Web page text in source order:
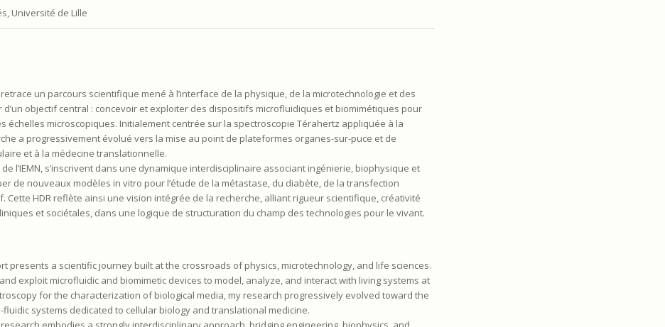
Université de Lille
un parcours scientifique mené à l’interface de la physique, de la microtechnologie et des
objectif central : concevoir et exploiter des dispositifs microfluidiques et biomimétiques pour
échelles microscopiques. Initialement centrée sur la spectroscopie Térahertz appliquée à la
a progressivement évolué vers la mise au point de plateformes organes-sur-puce et de
et à la médecine translationnelle.
l’IEMN, s’inscrivent dans une dynamique interdisciplinaire associant ingénierie, biophysique et
de nouveaux modèles in vitro pour l’étude de la métastase, du diabète, de la transfection
HDR reflète ainsi une vision intégrée de la recherche, alliant rigueur scientifique, créativité
et sociétales, dans une logique de structuration du champ des technologies pour le vivant.
presents a scientific journey built at the crossroads of physics, microtechnology, and life sciences.
exploit microfluidic and biomimetic devices to model, analyze, and interact with living systems at
for the characterization of biological media, my research progressively evolved toward the
systems dedicated to cellular biology and translational medicine.